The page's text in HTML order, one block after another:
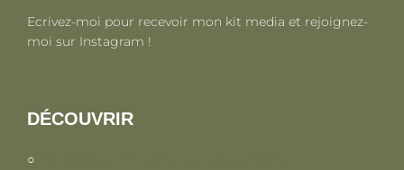
Ecrivez-moi pour recevoir mon kit media et rejoignez-
moi sur Instagram !
DÉCOUVRIR
○